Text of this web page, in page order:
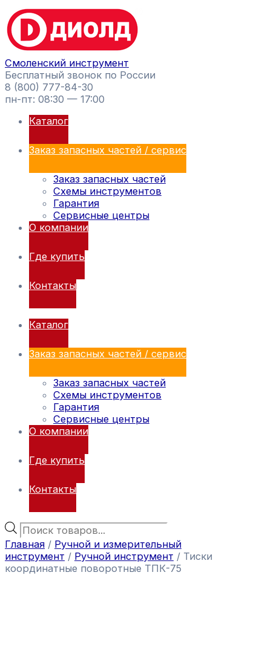
Перейти
к
содержимому
Смоленский инструмент
Бесплатный звонок по России
8 (800) 777-84-30
пн-пт: 08:30 — 17:00
Каталог
Заказ запасных частей / сервис
Заказ запасных частей
Схемы инструментов
Гарантия
Сервисные центры
О компании
Где купить
Контакты
Каталог
Заказ запасных частей / сервис
Заказ запасных частей
Схемы инструментов
Гарантия
Сервисные центры
О компании
Где купить
Контакты
Поиск
товаров
Главная / Ручной и измерительный
инструмент / Ручной инструмент / Тиски
координатные поворотные ТПК-75